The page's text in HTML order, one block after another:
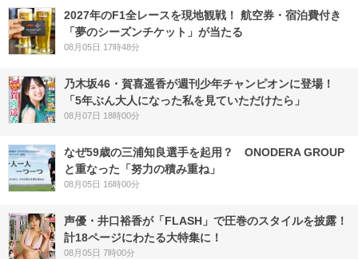
2027年のF1全レースを現地観戦！ 航空券・宿泊費付き
「夢のシーズンチケット」が当たる
08月05日 17時48分
乃木坂46・賀喜遥香が週刊少年チャンピオンに登場！
「5年ぶん大人になった私を見ていただけたら」
08月07日 18時00分
なぜ59歳の三浦知良選手を起用？ ONODERA GROUP
と重なった「努力の積み重ね」
08月05日 16時00分
声優・井口裕香が「FLASH」で圧巻のスタイルを披露！
計18ページにわたる大特集に！
08月05日 7時00分